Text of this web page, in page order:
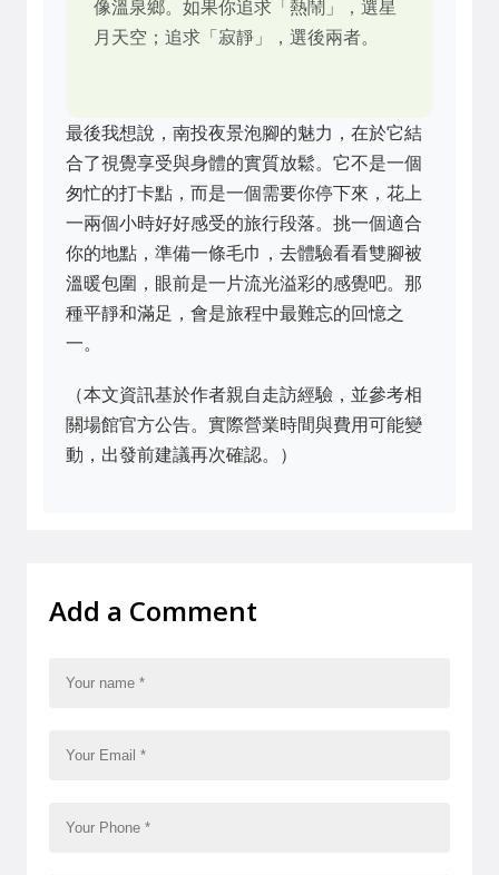
像溫泉鄉。如果你追求「熱鬧」，選星
月天空；追求「寂靜」，選後兩者。
最後我想說，南投夜景泡腳的魅力，在於它結
合了視覺享受與身體的實質放鬆。它不是一個
匆忙的打卡點，而是一個需要你停下來，花上
一兩個小時好好感受的旅行段落。挑一個適合
你的地點，準備一條毛巾，去體驗看看雙腳被
溫暖包圍，眼前是一片流光溢彩的感覺吧。那
種平靜和滿足，會是旅程中最難忘的回憶之
一。
（本文資訊基於作者親自走訪經驗，並參考相
關場館官方公告。實際營業時間與費用可能變
動，出發前建議再次確認。）
Add a Comment